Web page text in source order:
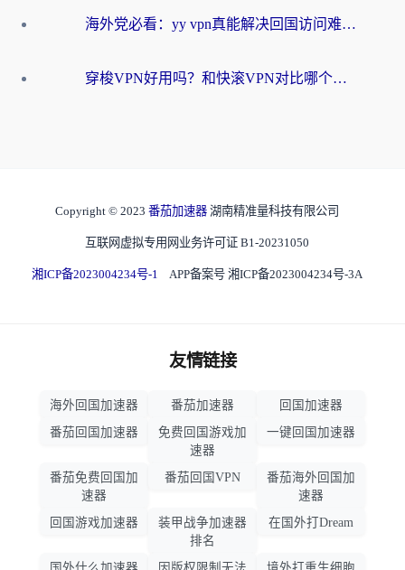
海外党必看：yy vpn真能解决回国访问难题？附云极initap测评+免费方案对比
穿梭VPN好用吗？和快滚VPN对比哪个回国效果更好？海外党选回国加速器必看指南
Copyright © 2023 番茄加速器 湖南精准量科技有限公司
互联网虚拟专用网业务许可证 B1-20231050
湘ICP备2023004234号-1 APP备案号 湘ICP备2023004234号-3A
友情链接
海外回国加速器 番茄加速器
回国加速器
番茄回国加速器
免费回国游戏加
速器
一键回国加速器
番茄免费回国加
速器
番茄回国VPN
番茄海外回国加
速器
回国游戏加速器
装甲战争加速器
排名
在国外打Dream